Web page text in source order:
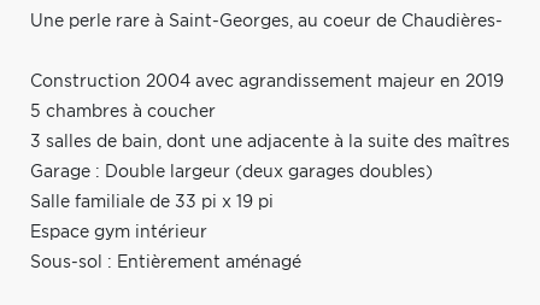
Une perle rare à Saint-Georges, au coeur de Chaudières-
Construction 2004 avec agrandissement majeur en 2019
5 chambres à coucher
3 salles de bain, dont une adjacente à la suite des maîtres
Garage : Double largeur (deux garages doubles)
Salle familiale de 33 pi x 19 pi
Espace gym intérieur
Sous-sol : Entièrement aménagé